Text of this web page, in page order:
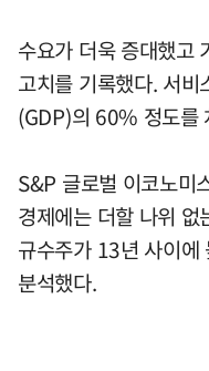
수요가 더욱 증대했고
고치를 기록했다. 서
(GDP)의 60% 정도를
S&P 글로벌 이코노미
경제에는 더할 나위
규수주가 13년 사이
분석했다.